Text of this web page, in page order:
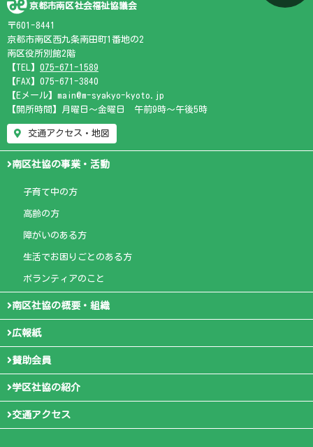
京都市南区社会福祉協議会
〒601-8441
京都市南区西九条南田町1番地の2
南区役所別館2階
【TEL】 075-671-1589
【FAX】075-671-3840
【Eメール】main@m-syakyo-kyoto.jp
【開所時間】月曜日～金曜日 午前9時～午後5時
交通アクセス・地図
南区社協の事業・活動
子育て中の方
高齢の方
障がいのある方
生活でお困りごとのある方
ボランティアのこと
南区社協の概要・組織
広報紙
賛助会員
学区社協の紹介
交通アクセス